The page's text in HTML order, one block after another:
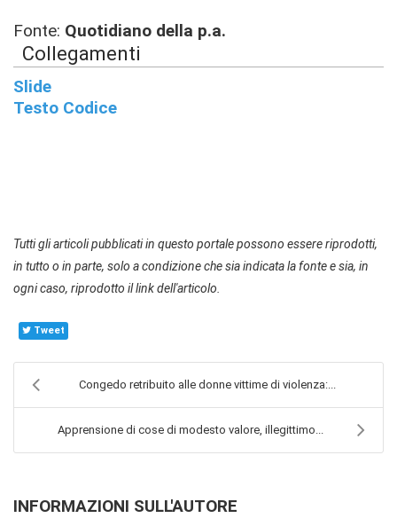
Fonte: Quotidiano della p.a.
Collegamenti
Slide
Testo Codice
Tutti gli articoli pubblicati in questo portale possono essere riprodotti,
in tutto o in parte, solo a condizione che sia indicata la fonte e sia, in
ogni caso, riprodotto il link dell'articolo.
Tweet
Congedo retribuito alle donne vittime di violenza:...
Apprensione di cose di modesto valore, illegittimo...
INFORMAZIONI SULL'AUTORE